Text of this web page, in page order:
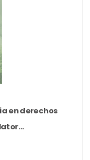
en derechos